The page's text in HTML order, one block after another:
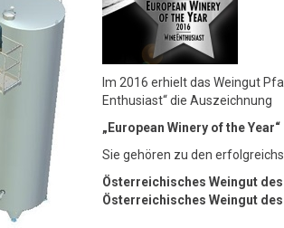
Im 2016 erhielt das Weingut
Enthusiast“ die Auszeichnung
„European Winery of the Year“
Sie gehören zu den
Österreichisches Weingut
Österreichisches Weingut